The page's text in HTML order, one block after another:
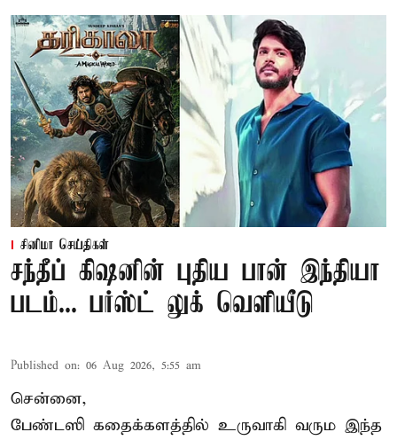
சினிமா செய்திகள்
சந்தீப் கிஷனின் புதிய பான் இந்தியா
படம்... பர்ஸ்ட் லுக் வெளியீடு
Published on: 06 Aug 2026, 5:55 am
சென்னை,
பேண்டஸி கதைக்களத்தில் உருவாகி வரும இந்த